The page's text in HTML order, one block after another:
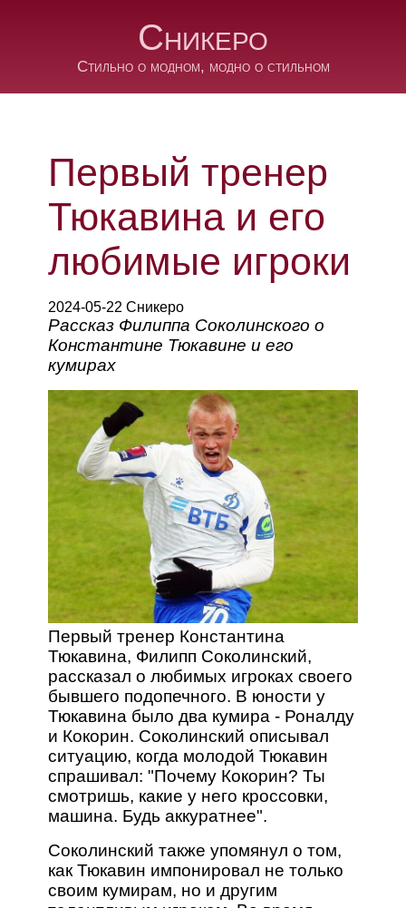
Сникеро
Стильно о модном, модно о стильном
Первый тренер
Тюкавина и его
любимые игроки
2024-05-22 Сникеро
Рассказ Филиппа Соколинского о
Константине Тюкавине и его
кумирах
Первый тренер Константина
Тюкавина, Филипп Соколинский,
рассказал о любимых игроках своего
бывшего подопечного. В юности у
Тюкавина было два кумира - Роналду
и Кокорин. Соколинский описывал
ситуацию, когда молодой Тюкавин
спрашивал: "Почему Кокорин? Ты
смотришь, какие у него кроссовки,
машина. Будь аккуратнее".
Соколинский также упомянул о том,
как Тюкавин импонировал не только
своим кумирам, но и другим